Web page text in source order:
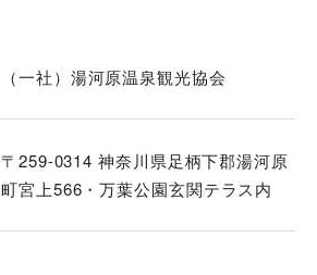
（一社）湯河原温泉観光協会
〒259-0314 神奈川県足柄下郡湯河原
町宮上566・万葉公園玄関テラス内